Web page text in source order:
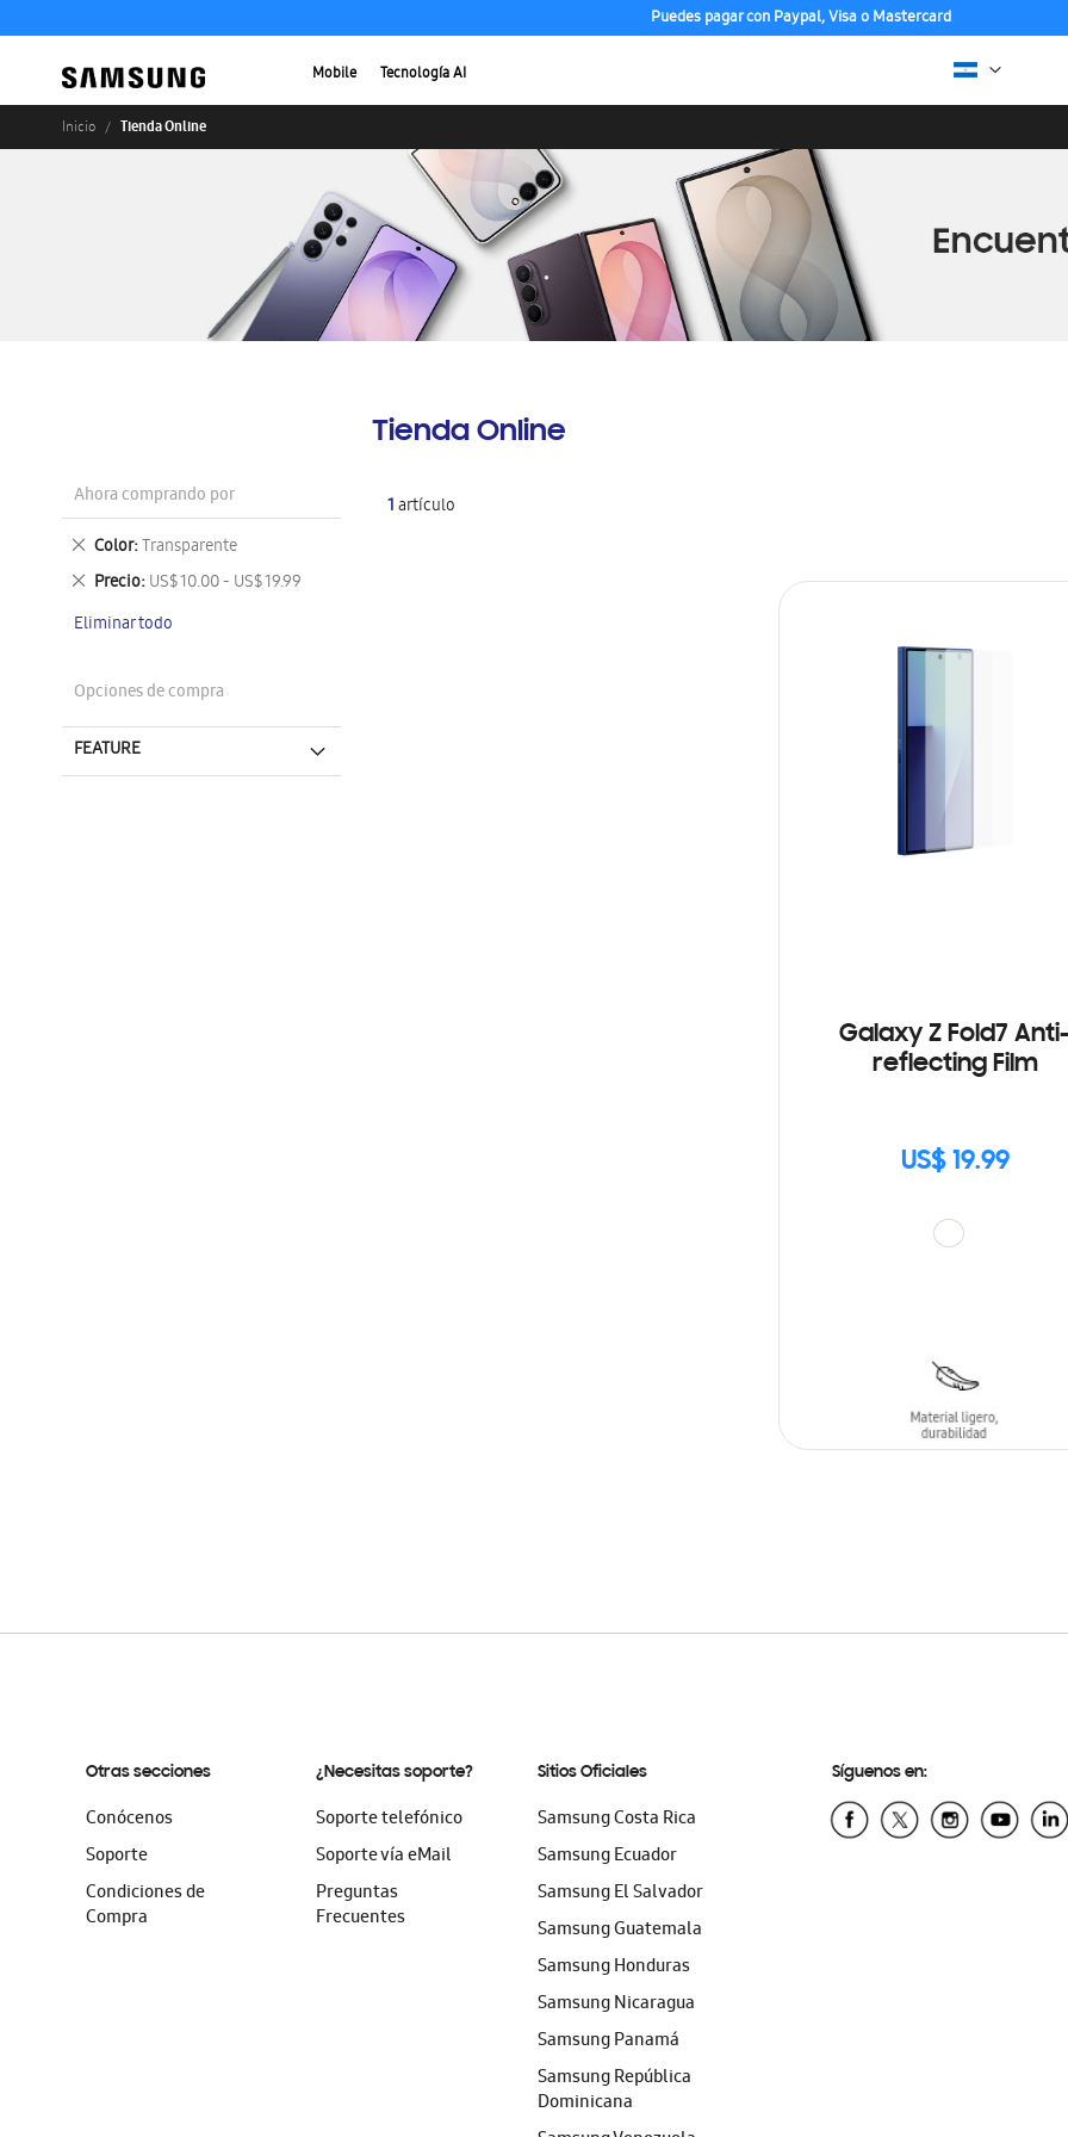
Puedes pagar con Paypal, Visa o Mastercard
Mobile Tecnología AI
Inicio Tienda Online
Tienda Online
1artículo
Galaxy Z Fold7
reflecting Film
US$ 19.99
Ahora comprando por
Color Transparente
Eliminar
este
artículo
Precio US$ 10.00 - US$ 19.99
Eliminar
artículo
Eliminar todo
Opciones de compra
FEATURE
Otras secciones
Conócenos
Soporte
Condiciones de
Compra
¿Necesitas soporte?
Soporte telefónico
Soporte vía eMail
Preguntas
Frecuentes
Sitios Oficiales
Samsung Costa Rica
Samsung Ecuador
Samsung El Salvador
Samsung Guatemala
Samsung Honduras
Samsung Nicaragua
Samsung Panamá
Samsung República
Dominicana
Síguenos en: